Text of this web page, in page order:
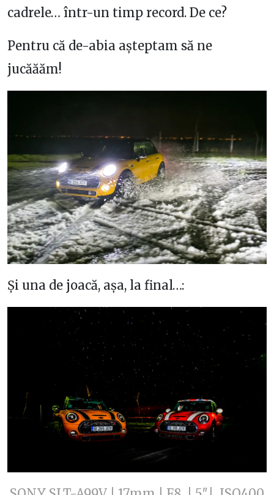
cadrele… într-un timp record. De ce?
Pentru că de-abia așteptam să ne
jucăăăm!
Și una de joacă, așa, la final…: